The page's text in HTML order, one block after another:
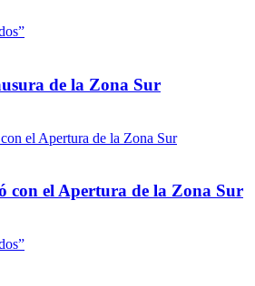
de la Zona Sur
con el Apertura de la Zona Sur